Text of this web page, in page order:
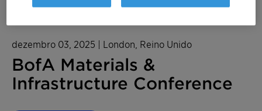
dezembro 03, 2025 | London, Reino Unido
BofA Materials &
Infrastructure Conference